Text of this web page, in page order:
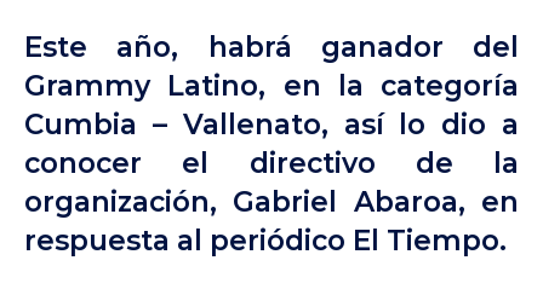
Este año, habrá ganador del
Grammy Latino, en la categoría
Cumbia – Vallenato, así lo dio a
conocer el directivo de la
organización, Gabriel Abaroa, en
respuesta al periódico El Tiempo.